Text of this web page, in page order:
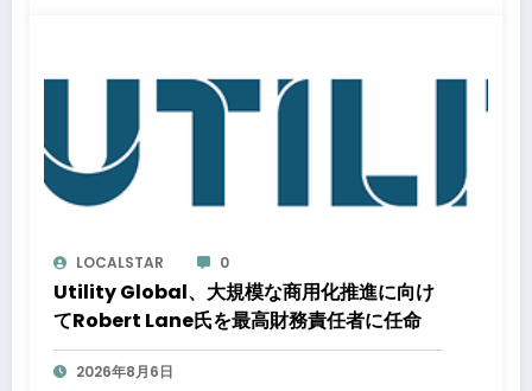
LOCALSTAR 0
Utility Global、大規模な商用化推進に向け
てRobert Lane氏を最高財務責任者に任命
2026年8月6日